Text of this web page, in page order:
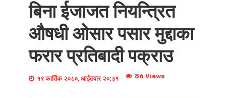
बिना ईजाजत नियन्त्रित
औषधी ओसार पसार मुद्दाका
फरार प्रतिबादी पक्राउ
१९ कार्तिक २०८०, आईतवार २०:३१ 86 Views